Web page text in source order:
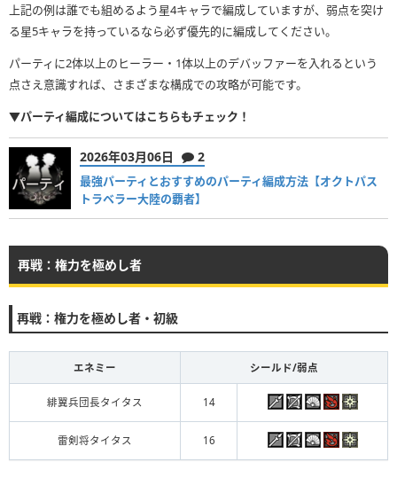
上記の例は誰でも組めるよう星4キャラで編成していますが、弱点を突け
る星5キャラを持っているなら必ず優先的に編成してください。
パーティに2体以上のヒーラー・1体以上のデバッファーを入れるという
点さえ意識すれば、さまざまな構成での攻略が可能です。
▼パーティ編成についてはこちらもチェック！
2026年03月06日 2
最強パーティとおすすめのパーティ編成方法【オクトパス
トラベラー大陸の覇者】
再戦：権力を極めし者
再戦：権力を極めし者・初級
エネミー シールド/弱点
緋翼兵団長タイタス 14
雷剣将タイタス 16